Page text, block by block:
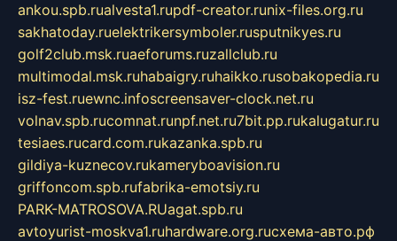
ankou.spb.rualvesta1.rupdf-creator.runix-files.org.ru
sakhatoday.ruelektrikersymboler.rusputnikyes.ru
golf2club.msk.ruaeforums.ruzallclub.ru
multimodal.msk.ruhabaigry.ruhaikko.rusobakopedia.ru
isz-fest.ruewnc.infoscreensaver-clock.net.ru
volnav.spb.rucomnat.runpf.net.ru7bit.pp.rukalugatur.ru
tesiaes.rucard.com.rukazanka.spb.ru
gildiya-kuznecov.rukameryboavision.ru
griffoncom.spb.rufabrika-emotsiy.ru
PARK-MATROSOVA.RUagat.spb.ru
avtoyurist-moskva1.ruhardware.org.ruсхема-авто.рф